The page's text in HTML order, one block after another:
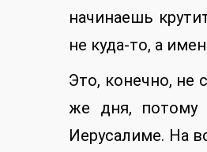
начинаешь
не куда-то, а
Это, конечно, не
же дня, потому
Иерусалиме. На